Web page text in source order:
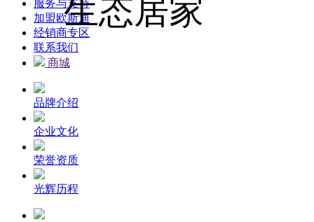
服务与支持
加盟欧斯迪
经销商专区
联系我们
商城
品牌介绍
企业文化
荣誉资质
光辉历程
生态居家